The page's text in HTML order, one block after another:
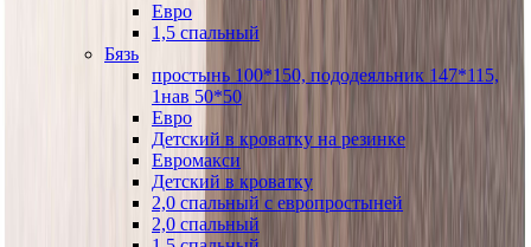
Евро
1,5 спальный
Бязь
простынь 100*150, пододеяльник 147*115,
1нав 50*50
Евро
Детский в кроватку на резинке
Евромакси
Детский в кроватку
2,0 спальный с европростыней
2,0 спальный